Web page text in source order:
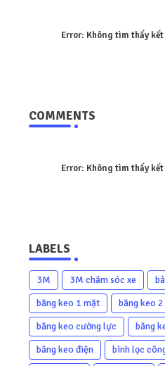
Error: Không tìm thấy
COMMENTS
Error: Không tìm thấy
LABELS
3M 3M chăm sóc xe
băng keo 1 mặt
băng keo
băng keo cường lực
băng
băng keo điện
bình lọc